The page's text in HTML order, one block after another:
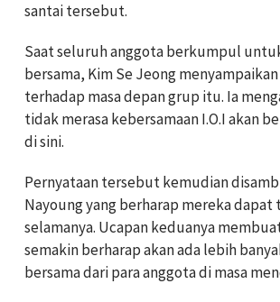
santai tersebut.
Saat seluruh anggota berkumpul
bersama, Kim Se Jeong
terhadap masa depan grup itu. Ia
tidak merasa kebersamaan I.O.I akan
di sini.
Pernyataan tersebut kemudian
Nayoung yang berharap mereka dapat
selamanya. Ucapan keduanya
semakin berharap akan ada lebih
bersama dari para anggota di masa